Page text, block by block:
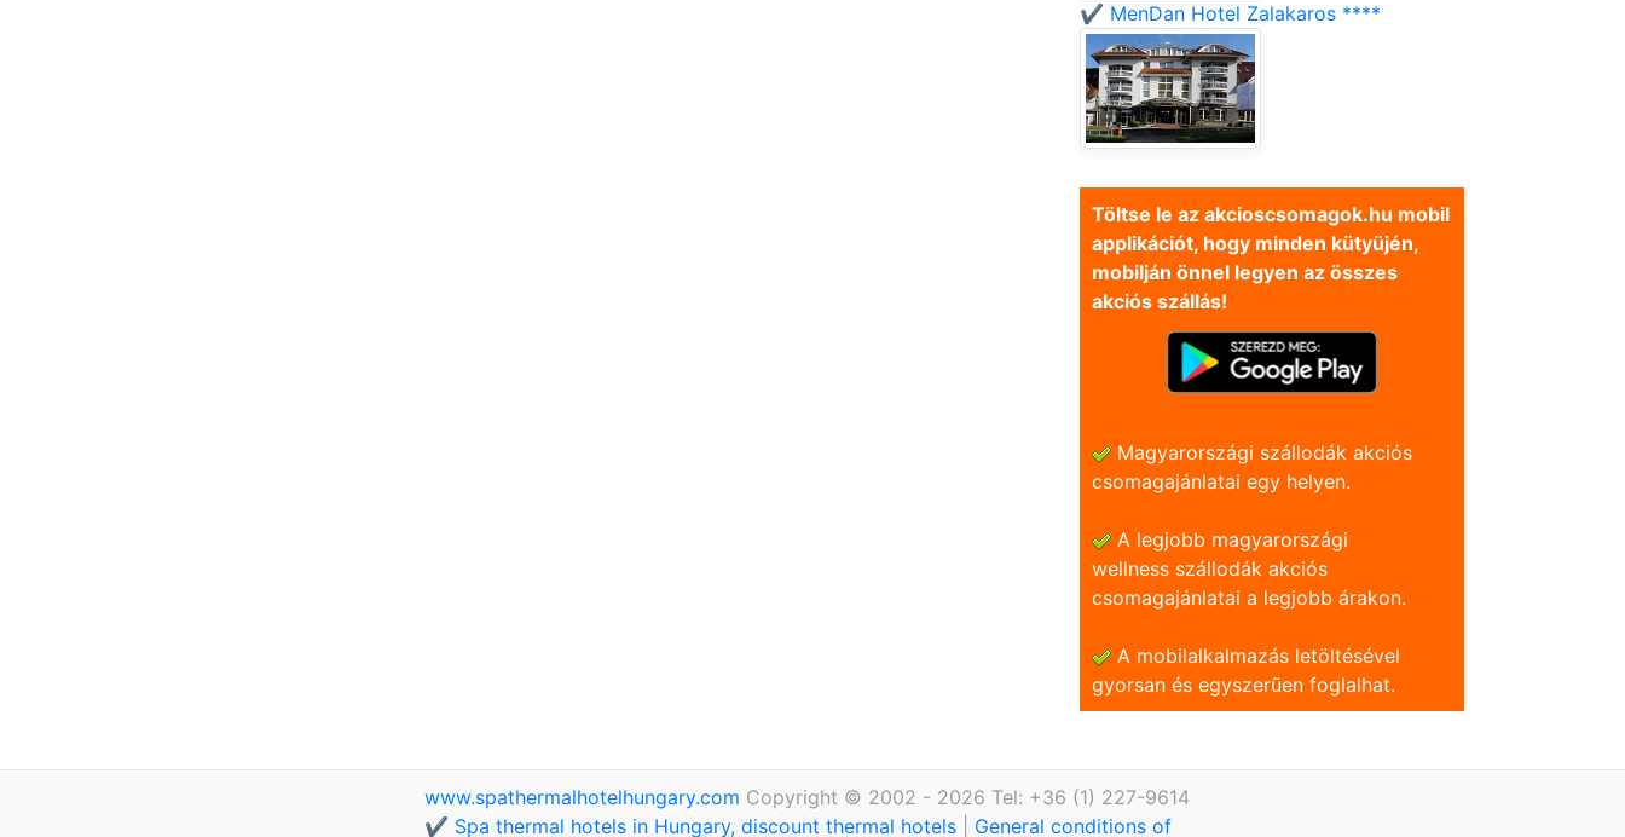
✔️ MenDan Hotel Zalakaros ****
Töltse le az akcioscsomagok.hu mobil
applikációt, hogy minden kütyüjén,
mobilján önnel legyen az összes
akciós szállás!
Magyarországi szállodák akciós
csomagajánlatai egy helyen.
A legjobb magyarországi
wellness szállodák akciós
csomagajánlatai a legjobb árakon.
A mobilalkalmazás letöltésével
gyorsan és egyszerũen foglalhat.
www.spathermalhotelhungary.com Copyright © 2002 - 2026 Tel: +36 (1) 227-9614
✔️ Spa thermal hotels in Hungary, discount thermal hotels
General conditions of